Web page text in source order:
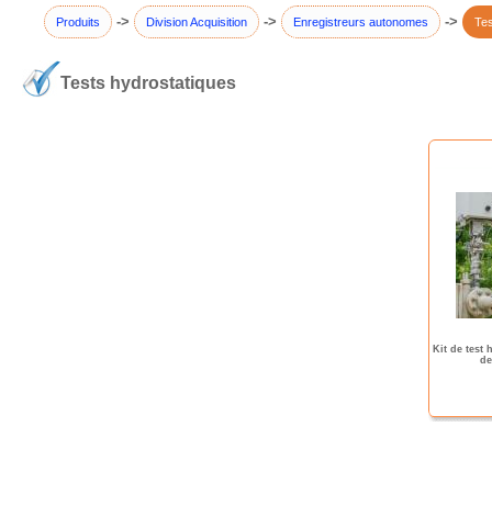
Produits -> Division Acquisition -> Enregistreurs autonomes ->
Tests hydrostatiques
Kit de test